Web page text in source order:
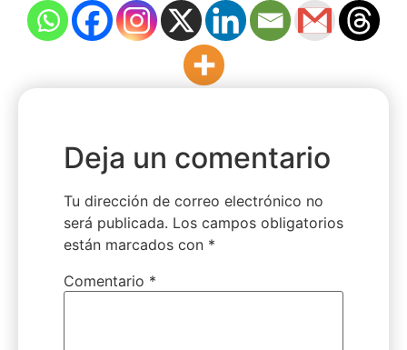
Deja un comentario
Tu dirección de correo electrónico no
será publicada. Los campos obligatorios
están marcados con *
Comentario *